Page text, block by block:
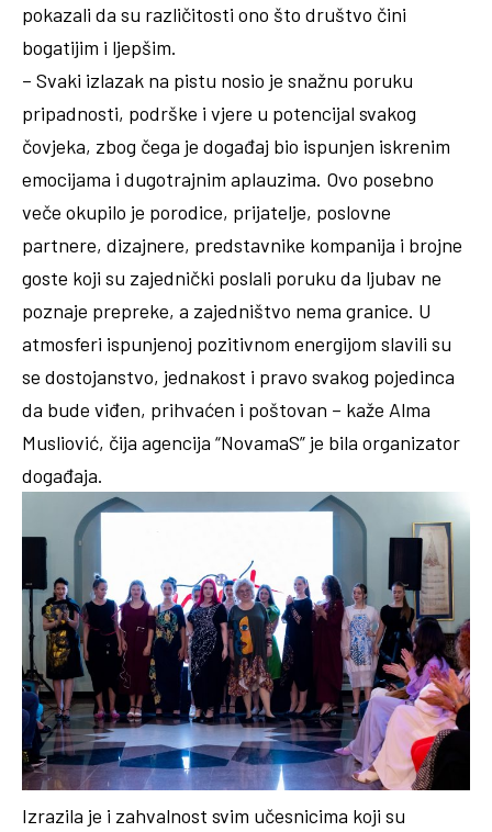
pokazali da su različitosti ono što društvo čini
bogatijim i ljepšim.
– Svaki izlazak na pistu nosio je snažnu poruku
pripadnosti, podrške i vjere u potencijal svakog
čovjeka, zbog čega je događaj bio ispunjen iskrenim
emocijama i dugotrajnim aplauzima. Ovo posebno
veče okupilo je porodice, prijatelje, poslovne
partnere, dizajnere, predstavnike kompanija i brojne
goste koji su zajednički poslali poruku da ljubav ne
poznaje prepreke, a zajedništvo nema granice. U
atmosferi ispunjenoj pozitivnom energijom slavili su
se dostojanstvo, jednakost i pravo svakog pojedinca
da bude viđen, prihvaćen i poštovan – kaže Alma
Musliović, čija agencija “NovamaS” je bila organizator
događaja.
Izrazila je i zahvalnost svim učesnicima koji su